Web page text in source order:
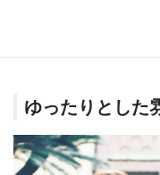
ゆったりとした